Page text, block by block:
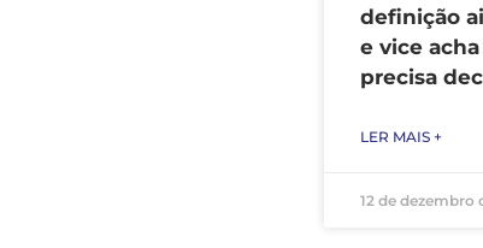
definição
e vice
precisa
LER MAIS +
12 de dezembro